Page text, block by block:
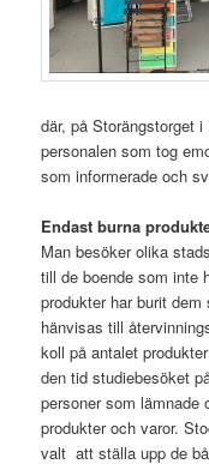
där, på Storängstorget
personalen som tog
som informerade och
Endast burna
Man besöker olika
till de boende som inte
produkter har burit
hänvisas till
koll på antalet
den tid studiebesöket
personer som lämnade
produkter och varor.
valt att ställa upp de